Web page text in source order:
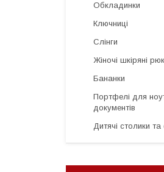
Обкладинки
Ключниці
Слінги
Жіночі шкіряні
Бананки
Портфелі для
документів
Дитячі столики та